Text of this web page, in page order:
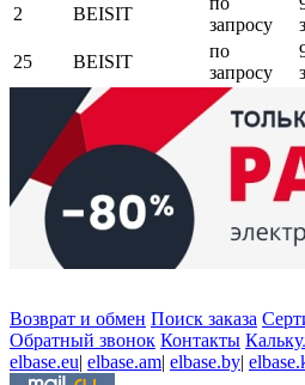
2 BEISIT
запросу
25 BEISIT
по
запросу
Возврат и обмен Поиск заказа
Обратный звонок Контакты
elbase.eu| elbase.am| elbase.by|